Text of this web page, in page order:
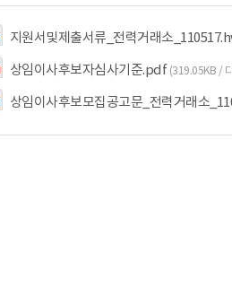
지원서및제출서류_전력거래소
상임이사후보자심사기준.pdf (319.05KB /
상임이사후보모집공고문_전력거래소